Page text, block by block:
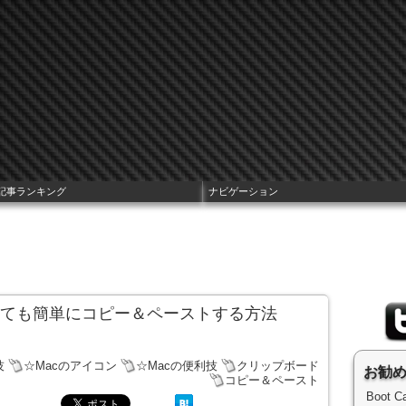
も簡単にコピー＆ペーストする方法
☆Macのアイコン ☆Macの便利技
クリップボード
コピー＆ペースト
お勧
Boot
事ランキング ナビゲーション